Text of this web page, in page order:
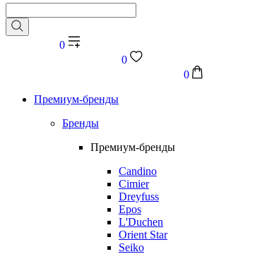
0
0
0
Премиум-бренды
Бренды
Премиум-бренды
Candino
Cimier
Dreyfuss
Epos
L'Duchen
Orient Star
Seiko